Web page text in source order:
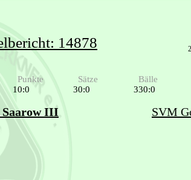
14878
Punkte Sätze Bälle
10:0
30:0 330:0
Saarow III SVM